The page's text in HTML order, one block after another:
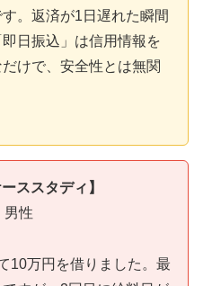
。返済が1日遅れた瞬間
日振込」は信用情報を
けで、安全性とは無関
ススタディ】
男性
10万円を借りました。最